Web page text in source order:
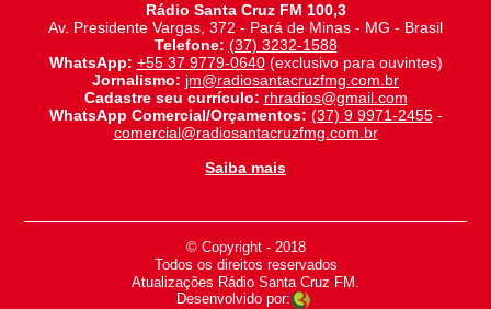
Rádio Santa Cruz FM 100,3
Av. Presidente Vargas, 372 - Pará de Minas - MG - Brasil
Telefone: (37) 3232-1588
WhatsApp: +55 37 9779-0640(exclusivo para ouvintes)
Jornalismo: jm@radiosantacruzfmg.com.br
Cadastre seu currículo: rhradios@gmail.com
WhatsApp Comercial/Orçamentos: (37) 9 9971-2455-
comercial@radiosantacruzfmg.com.br
Saiba mais
© Copyright - 2018
-
Todos os direitos reservados
-
Atualizações Rádio Santa Cruz FM.
Desenvolvido por: